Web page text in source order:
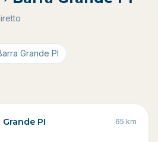
Grande PI
PI 65 km